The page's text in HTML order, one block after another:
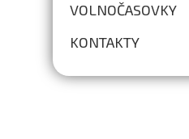
VOLNOČASOVKY
KONTAKTY